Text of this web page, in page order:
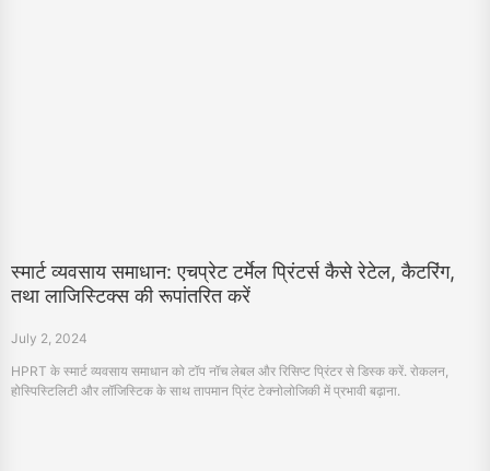
HPRT के स्मार्ट व्यवसाय समाधान को टॉप नॉच लेबल और रिसिप्ट प्रिंटर से डिस्क करें. रोकलन,
होस्पिस्टिलिटी और लॉजिस्टिक के साथ तापमान प्रिंट टेक्नोलोजिकी में प्रभावी बढ़ाना.